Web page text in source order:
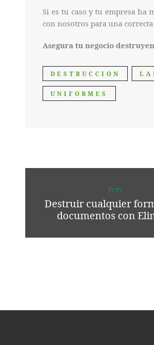
Si es tu caso y tu empresa ha
con nosotros para una
Asegura tu negocio
DESTRUCCION
UNIFORMES
Prev
Destruir cualquier
documentos con